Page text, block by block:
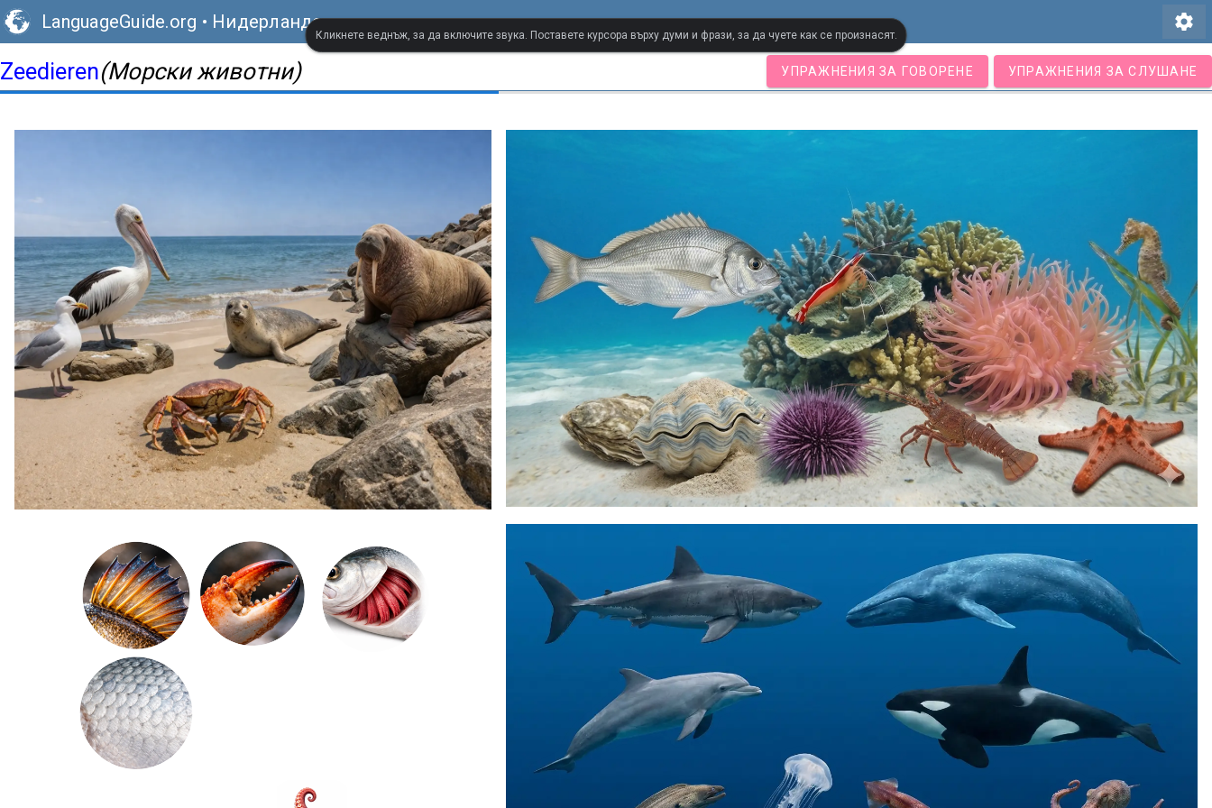
LanguageGuide.org • Нидерландски визуален речник settings
Zeedieren(Морски животни) УПРАЖНЕНИЯ ЗА ГОВОРЕНЕ УПРАЖНЕНИЯ ЗА СЛУШАНЕ
Кликнете веднъж, за да включите звука. Поставете курсора върху думи и фрази, за да чуете как се произнасят.